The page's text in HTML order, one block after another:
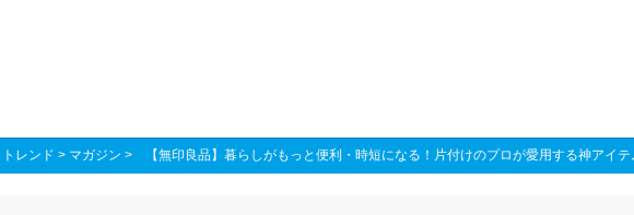
トレンド > マガジン > 【無印良品】暮らしがもっと便利・時短になる！片付けのプロが愛用する神アイ